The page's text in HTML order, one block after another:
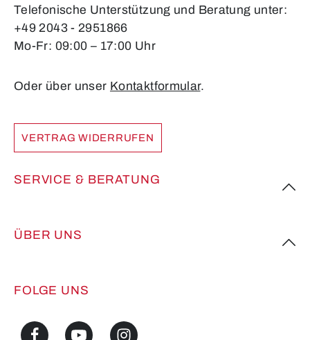
Telefonische Unterstützung und Beratung unter:
+49 2043 - 2951866
Mo-Fr: 09:00 – 17:00 Uhr
Oder über unser Kontaktformular.
VERTRAG WIDERRUFEN
SERVICE & BERATUNG
ÜBER UNS
FOLGE UNS